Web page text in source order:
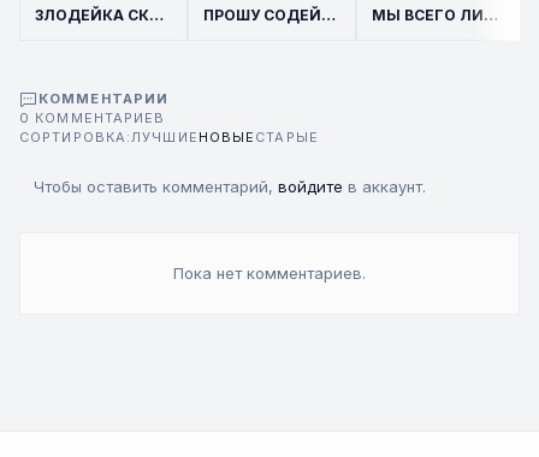
ЗЛОДЕЙКА СКРЫВАЕТ СВОЕ БОГАТСТВО ПРОШУ СОДЕЙСТВИЯ В ВЫПОЛНЕНИИ СЛУЖЕБНЫХ ОБЯЗАННОСТЕЙ S-КЛАССА МЫ ВСЕГО ЛИШЬ ДРУЗЬЯ
КОММЕНТАРИИ
0 КОММЕНТАРИЕВ
СОРТИРОВКА:ЛУЧШИЕ НОВЫЕ СТАРЫЕ
Чтобы оставить комментарий, войдите в аккаунт.
Пока нет комментариев.